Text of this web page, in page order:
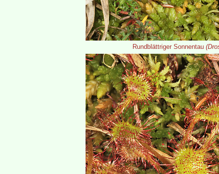
Rundblättriger Sonnentau